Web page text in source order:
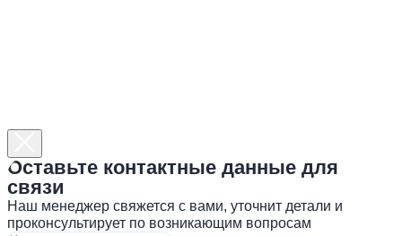
Оставьте контактные данные для
связи
Наш менеджер свяжется с вами, уточнит детали и
проконсультирует по возникающим вопросам